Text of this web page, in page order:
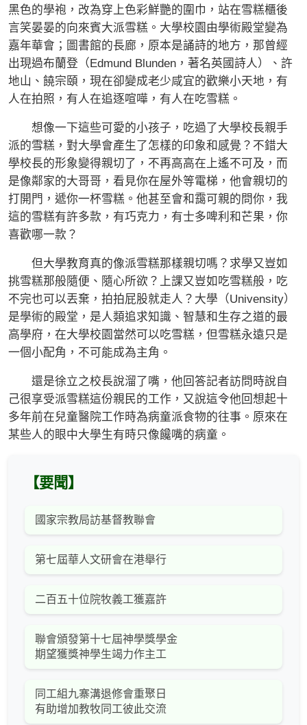
黑色的學袍，改為穿上色彩鮮艷的圍巾，站在雪糕櫃後
言笑晏晏的向來賓大派雪糕。大學校園由學術殿堂變為
嘉年華會；圖書館的長廊，原本是誦詩的地方，那曾經
出現過布蘭登（Edmund Blunden，著名英國詩人）、許
地山、饒宗頤，現在卻變成老少咸宜的歡樂小天地，有
人在拍照，有人在追逐喧嘩，有人在吃雪糕。
想像一下這些可愛的小孩子，吃過了大學校長親手
派的雪糕，對大學會產生了怎樣的印象和感覺？不錯大
學校長的形象變得親切了，不再高高在上遙不可及，而
是像鄰家的大哥哥，看見你在屋外等電梯，他會親切的
打開門，遞你一杯雪糕。他甚至會和靄可親的問你，我
這的雪糕有許多款，有巧克力，有士多啤利和芒果，你
喜歡哪一款？
但大學教育真的像派雪糕那樣親切嗎？求學又豈如
挑雪糕那般隨便、隨心所欲？上課又豈如吃雪糕般，吃
不完也可以丟棄，拍拍屁股就走人？大學（Univensity）
是學術的殿堂，是人類追求知識、智慧和生存之道的最
高學府，在大學校園當然可以吃雪糕，但雪糕永遠只是
一個小配角，不可能成為主角。
還是徐立之校長說溜了嘴，他回答記者訪問時說自
己很享受派雪糕這份親民的工作，又說這令他回想起十
多年前在兒童醫院工作時為病童派食物的往事。原來在
某些人的眼中大學生有時只像饞嘴的病童。
【要聞】
國家宗教局訪基督教聯會
第七屆華人文研會在港舉行
二百五十位院牧義工獲嘉許
聯會頒發第十七屆神學獎學金
期望獲獎神學生竭力作主工
同工組九寨溝退修會重聚日
有助增加教牧同工彼此交流